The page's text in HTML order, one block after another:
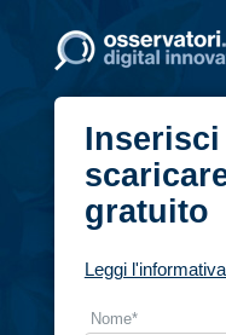
gratuito
Leggi
Nome*